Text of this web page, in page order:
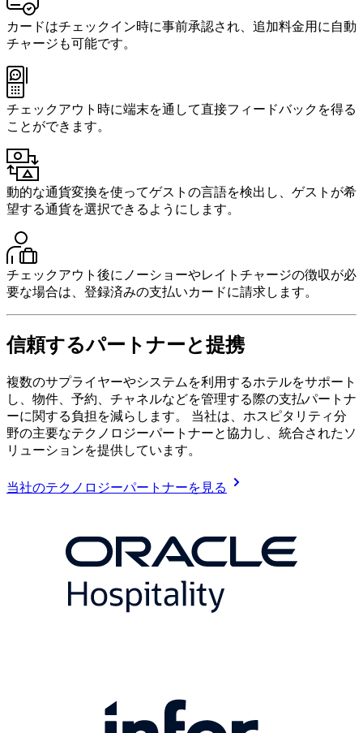
カードはチェックイン時に事前承認され、追加料金用に自動
チャージも可能です。
チェックアウト時に端末を通して直接フィードバックを得る
ことができます。
動的な通貨変換を使ってゲストの言語を検出し、ゲストが希
望する通貨を選択できるようにします。
チェックアウト後にノーショーやレイトチャージの徴収が必
要な場合は、登録済みの支払いカードに請求します。
信頼するパートナーと提携
複数のサプライヤーやシステムを利用するホテルをサポート
し、物件、予約、チャネルなどを管理する際の支払パートナ
ーに関する負担を減らします。 当社は、ホスピタリティ分
野の主要なテクノロジーパートナーと協力し、統合されたソ
リューションを提供しています。
当社のテクノロジーパートナーを見る